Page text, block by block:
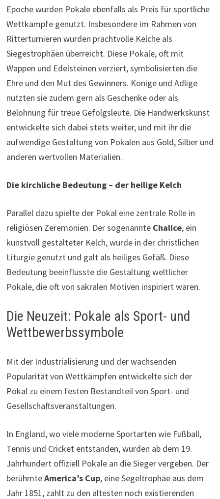
Epoche wurden Pokale ebenfalls als Preis für sportliche
Wettkämpfe genutzt. Insbesondere im Rahmen von
Ritterturnieren wurden prachtvolle Kelche als
Siegestrophäen überreicht. Diese Pokale, oft mit
Wappen und Edelsteinen verziert, symbolisierten die
Ehre und den Mut des Gewinners. Könige und Adlige
nutzten sie zudem gern als Geschenke oder als
Belohnung für treue Gefolgsleute. Die Handwerkskunst
entwickelte sich dabei stets weiter, und mit ihr die
aufwendige Gestaltung von Pokalen aus Gold, Silber und
anderen wertvollen Materialien.
Die kirchliche Bedeutung – der heilige Kelch
Parallel dazu spielte der Pokal eine zentrale Rolle in
religiösen Zeremonien. Der sogenannte Chalice, ein
kunstvoll gestalteter Kelch, wurde in der christlichen
Liturgie genutzt und galt als heiliges Gefäß. Diese
Bedeutung beeinflusste die Gestaltung weltlicher
Pokale, die oft von sakralen Motiven inspiriert waren.
Die Neuzeit: Pokale als Sport- und
Wettbewerbssymbole
Mit der Industrialisierung und der wachsenden
Popularität von Wettkämpfen entwickelte sich der
Pokal zu einem festen Bestandteil von Sport- und
Gesellschaftsveranstaltungen.
In England, wo viele moderne Sportarten wie Fußball,
Tennis und Cricket entstanden, wurden ab dem 19.
Jahrhundert offiziell Pokale an die Sieger vergeben. Der
berühmteAmerica’s Cup, eine Segeltrophäe aus dem
Jahr 1851, zählt zu den ältesten noch existierenden